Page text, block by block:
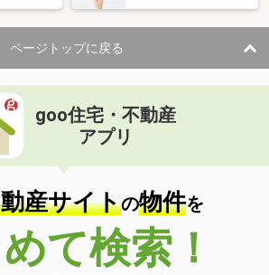
新潟県長岡市関原町１
積 62.5m²
り
2LDK
米山３丁目
新潟県新潟市中央区米山３丁目
積 34.6m²
り
2K
5.10万円
ページトップに戻る
goo住宅・不動産
アプリ
産サイトの物件を
て検索！